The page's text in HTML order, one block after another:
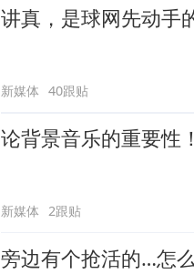
讲真，是球网先动手
新媒体 40跟贴
论背景音乐的重要性
新媒体 2跟贴
旁边有个抢活的…怎